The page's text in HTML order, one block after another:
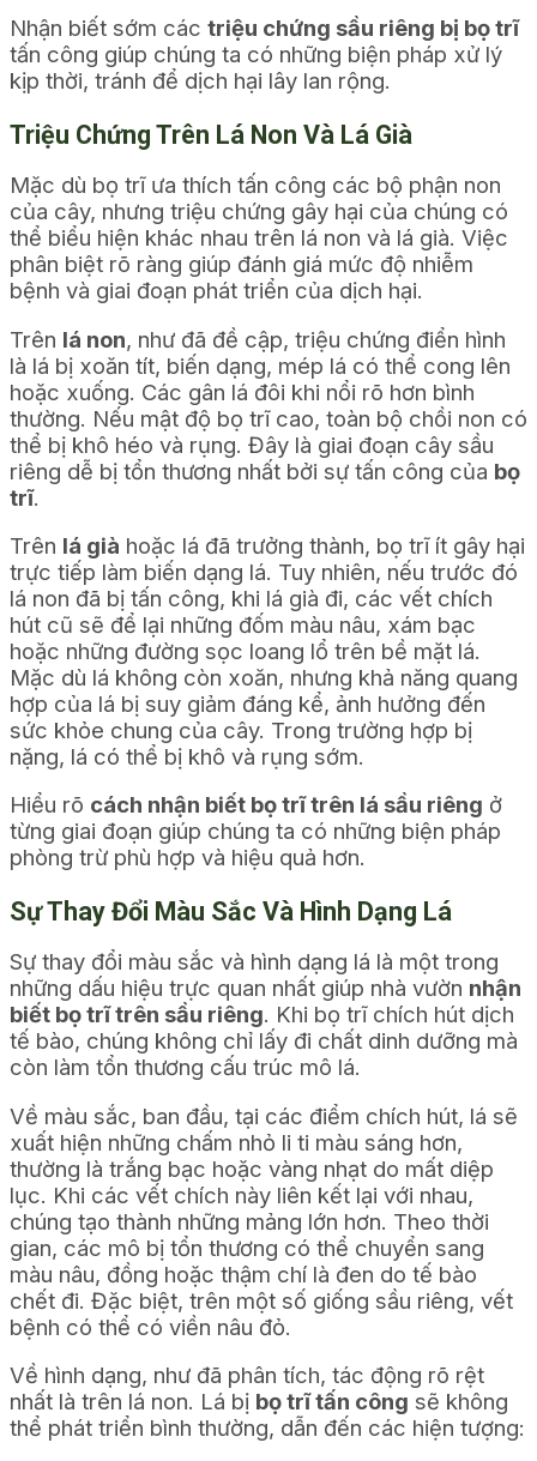
Nhận biết sớm các triệu chứng sầu riêng bị bọ trĩ
tấn công giúp chúng ta có những biện pháp xử lý
kịp thời, tránh để dịch hại lây lan rộng.
Triệu Chứng Trên Lá Non Và Lá Già
Mặc dù bọ trĩ ưa thích tấn công các bộ phận non
của cây, nhưng triệu chứng gây hại của chúng có
thể biểu hiện khác nhau trên lá non và lá già. Việc
phân biệt rõ ràng giúp đánh giá mức độ nhiễm
bệnh và giai đoạn phát triển của dịch hại.
Trên lá non, như đã đề cập, triệu chứng điển hình
là lá bị xoăn tít, biến dạng, mép lá có thể cong lên
hoặc xuống. Các gân lá đôi khi nổi rõ hơn bình
thường. Nếu mật độ bọ trĩ cao, toàn bộ chồi non có
thể bị khô héo và rụng. Đây là giai đoạn cây sầu
riêng dễ bị tổn thương nhất bởi sự tấn công của bọ
trĩ.
Trên lá già hoặc lá đã trưởng thành, bọ trĩ ít gây hại
trực tiếp làm biến dạng lá. Tuy nhiên, nếu trước đó
lá non đã bị tấn công, khi lá già đi, các vết chích
hút cũ sẽ để lại những đốm màu nâu, xám bạc
hoặc những đường sọc loang lổ trên bề mặt lá.
Mặc dù lá không còn xoăn, nhưng khả năng quang
hợp của lá bị suy giảm đáng kể, ảnh hưởng đến
sức khỏe chung của cây. Trong trường hợp bị
nặng, lá có thể bị khô và rụng sớm.
Hiểu rõ cách nhận biết bọ trĩ trên lá sầu riêng ở
từng giai đoạn giúp chúng ta có những biện pháp
phòng trừ phù hợp và hiệu quả hơn.
Sự Thay Đổi Màu Sắc Và Hình Dạng Lá
Sự thay đổi màu sắc và hình dạng lá là một trong
những dấu hiệu trực quan nhất giúp nhà vườn nhận
biết bọ trĩ trên sầu riêng. Khi bọ trĩ chích hút dịch
tế bào, chúng không chỉ lấy đi chất dinh dưỡng mà
còn làm tổn thương cấu trúc mô lá.
Về màu sắc, ban đầu, tại các điểm chích hút, lá sẽ
xuất hiện những chấm nhỏ li ti màu sáng hơn,
thường là trắng bạc hoặc vàng nhạt do mất diệp
lục. Khi các vết chích này liên kết lại với nhau,
chúng tạo thành những mảng lớn hơn. Theo thời
gian, các mô bị tổn thương có thể chuyển sang
màu nâu, đồng hoặc thậm chí là đen do tế bào
chết đi. Đặc biệt, trên một số giống sầu riêng, vết
bệnh có thể có viền nâu đỏ.
Về hình dạng, như đã phân tích, tác động rõ rệt
nhất là trên lá non. Lá bị bọ trĩ tấn công sẽ không
thể phát triển bình thường, dẫn đến các hiện tượng: